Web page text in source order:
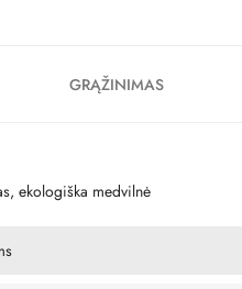
GRĄŽINIMAS
ekologiška medvilnė